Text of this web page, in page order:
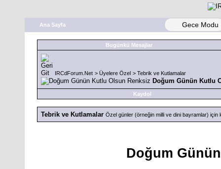
Ana Sayfa Gece Modu
Bugünkü Mesajlar
IRCdForum.Net > Üyelere Özel > Tebrik ve Kutlamalar
Doğum Günün Kutlu
Kaydol
Tebrik ve Kutlamalar Özel günler (örneğin milli ve dini bayramlar) için
Doğum